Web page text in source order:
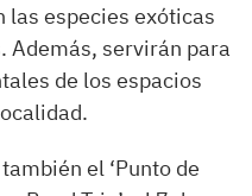
las especies exóticas
Además, servirán para
de los espacios
el ‘Punto de